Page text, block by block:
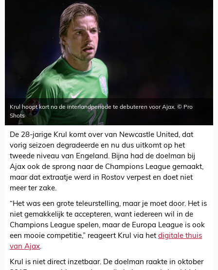
Krul hoopt kort na de interlandperiode te debuteren voor Ajax. © Pro
Shots
De 28-jarige Krul komt over van Newcastle United, dat
vorig seizoen degradeerde en nu dus uitkomt op het
tweede niveau van Engeland. Bijna had de doelman bij
Ajax ook de sprong naar de Champions League gemaakt,
maar dat extraatje werd in Rostov verpest en doet niet
meer ter zake.
“Het was een grote teleurstelling, maar je moet door. Het is
niet gemakkelijk te accepteren, want iedereen wil in de
Champions League spelen, maar de Europa League is ook
een mooie competitie,” reageert Krul via het digitale thuis
van Ajax.
Krul is niet direct inzetbaar. De doelman raakte in oktober